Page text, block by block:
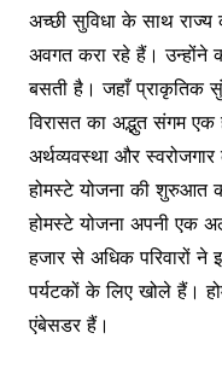
अच्छी सुविधा के साथ राज्य
अवगत करा रहे हैं। उन्होंने
बसती है। जहाँ प्राकृतिक
विरासत का अद्भुत संगम
अर्थव्यवस्था और
होमस्टे योजना की शुरुआत
होमस्टे योजना अपनी एक
हजार से अधिक परिवारों
पर्यटकों के लिए खोले हैं।
एंबेसडर हैं।